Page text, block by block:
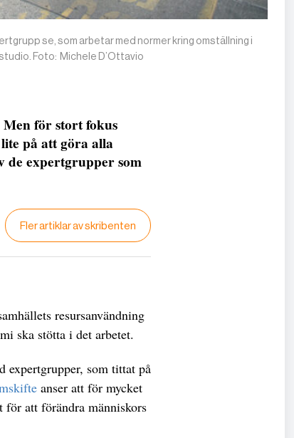
se, som arbetar med normer kring omställning i
Foto: Michele D’Ottavio
för stort fokus
på att göra alla
de expertgrupper som
Fler artiklar av skribenten
resursanvändning
ska stötta i det arbetet.
expertgrupper, som tittat på
anser att för mycket
att förändra människors